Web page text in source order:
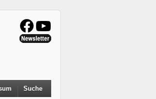
Suche